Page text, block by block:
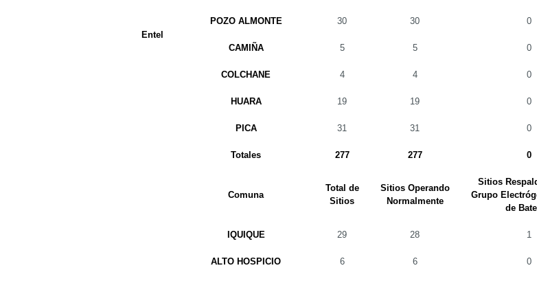
Entel
POZO ALMONTE 30 30 0
CAMIÑA 5 5 0
COLCHANE 4 4 0
HUARA 19 19 0
PICA 31 31 0
Totales 277 277 0
Comuna
Total de
Sitios
Sitios Operando
Normalmente
Sitios
Grupo
de
IQUIQUE 29 28 1
ALTO HOSPICIO 6 6 0